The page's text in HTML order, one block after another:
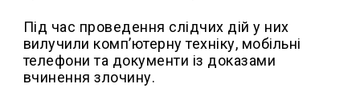
Під час проведення слідчих дій у них
вилучили комп’ютерну техніку, мобільні
телефони та документи із доказами
вчинення злочину.